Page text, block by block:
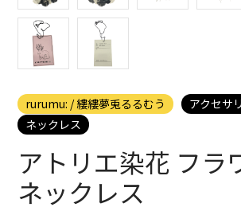
rurumu: / 縷縷夢兎るるむう
アクセサ
ネックレス
アトリエ染花 フラ
ネックレス